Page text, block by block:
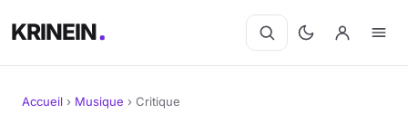
KRINEIN
Accueil › Musique › Critique